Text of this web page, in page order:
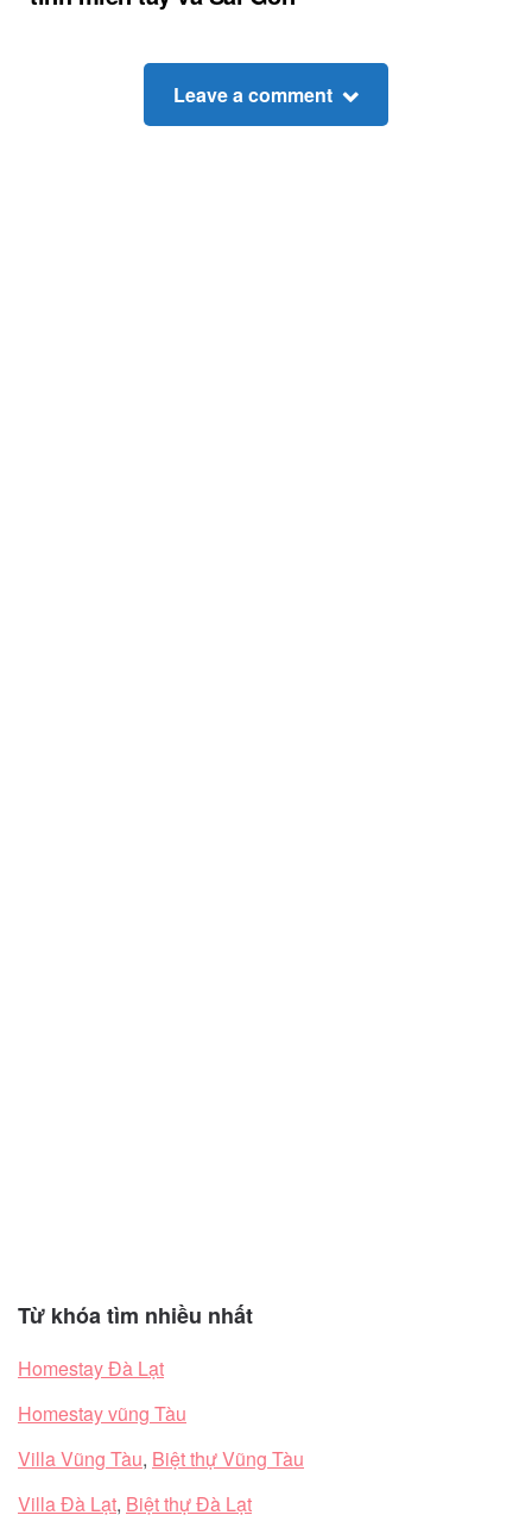
Leave a comment
Từ khóa tìm nhiều nhất
Homestay Đà Lạt
Homestay vũng Tàu
Villa Vũng Tàu, Biệt thự Vũng Tàu
Villa Đà Lạt, Biệt thự Đà Lạt